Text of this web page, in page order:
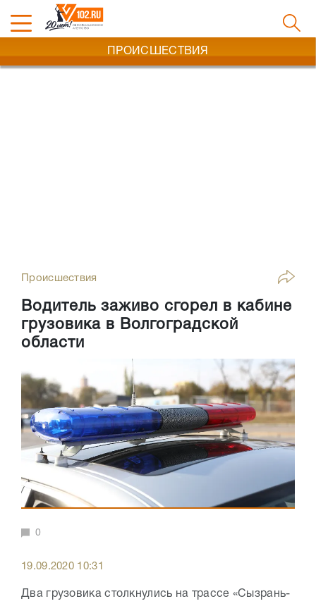
ПРОИСШЕСТВИЯ
Происшествия
Водитель заживо сгорел в кабине
грузовика в Волгоградской
области
0
19.09.2020 10:31
Два грузовика столкнулись на трассе «Сызрань-